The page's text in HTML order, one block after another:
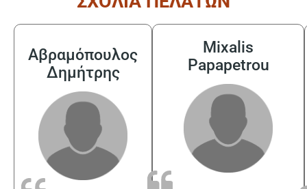
Αβραμόπουλος
Δημήτρης
Mixalis
Papapetrou